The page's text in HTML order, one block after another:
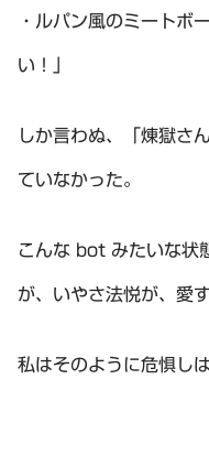
・ルパン風のミートボ
い！」
しか言わぬ、「煉獄さ
ていなかった。
こんな bot みたいな状
が、いやさ法悦が、愛
私はそのように危惧しは